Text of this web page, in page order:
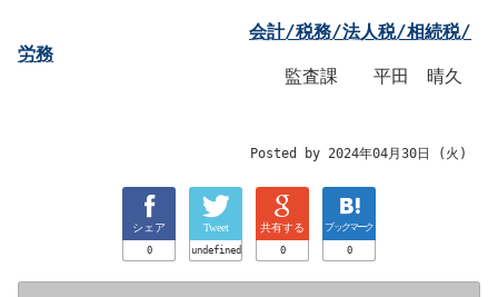
会計/税務/法人税/相続税/
労務
監査課 平田 晴久
Posted by 2024年04月30日 (火)
シェア
0
Tweet
undefined
共有する
0
ブックマーク
0